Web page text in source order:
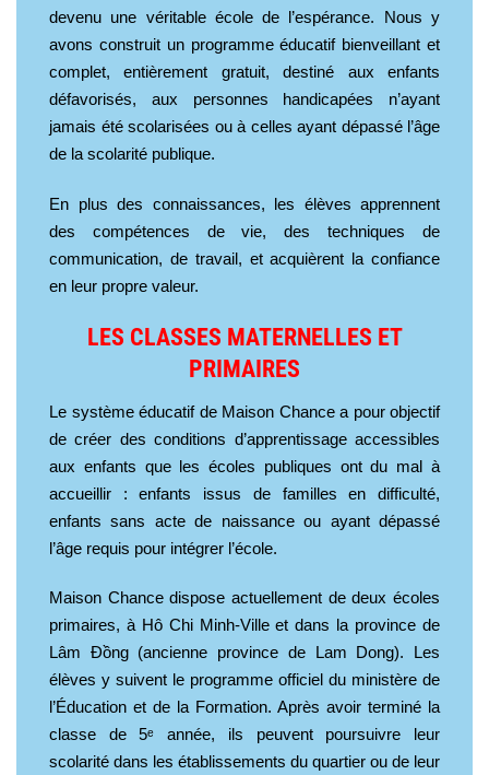
devenu une véritable école de l’espérance. Nous y
avons construit un programme éducatif bienveillant et
complet, entièrement gratuit, destiné aux enfants
défavorisés, aux personnes handicapées n’ayant
jamais été scolarisées ou à celles ayant dépassé l’âge
de la scolarité publique.
En plus des connaissances, les élèves apprennent
des compétences de vie, des techniques de
communication, de travail, et acquièrent la confiance
en leur propre valeur.
LES CLASSES MATERNELLES ET
PRIMAIRES
Le système éducatif de Maison Chance a pour objectif
de créer des conditions d’apprentissage accessibles
aux enfants que les écoles publiques ont du mal à
accueillir : enfants issus de familles en difficulté,
enfants sans acte de naissance ou ayant dépassé
l’âge requis pour intégrer l’école.
Maison Chance dispose actuellement de deux écoles
primaires, à Hô Chi Minh-Ville et dans la province de
Lâm Đồng (ancienne province de Lam Dong). Les
élèves y suivent le programme officiel du ministère de
l’Éducation et de la Formation. Après avoir terminé la
classe de 5ᵉ année, ils peuvent poursuivre leur
scolarité dans les établissements du quartier ou de leur